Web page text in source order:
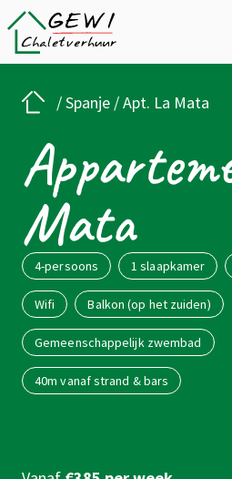
/Spanje /Apt. La Mata
Mata
4-persoons 1 slaapkamer
Wifi Balkon (op het zuiden)
Gemeenschappelijk zwembad
40m vanaf strand & bars